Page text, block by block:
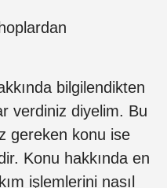
bilgilendikten
verdiniz diyelim. Bu
gereken konu ise
Konu hakkında en
işlemlerini nasıl